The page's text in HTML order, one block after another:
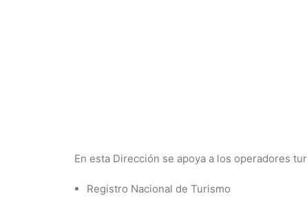
En esta Dirección se apoya a los operadores
Registro Nacional de Turismo